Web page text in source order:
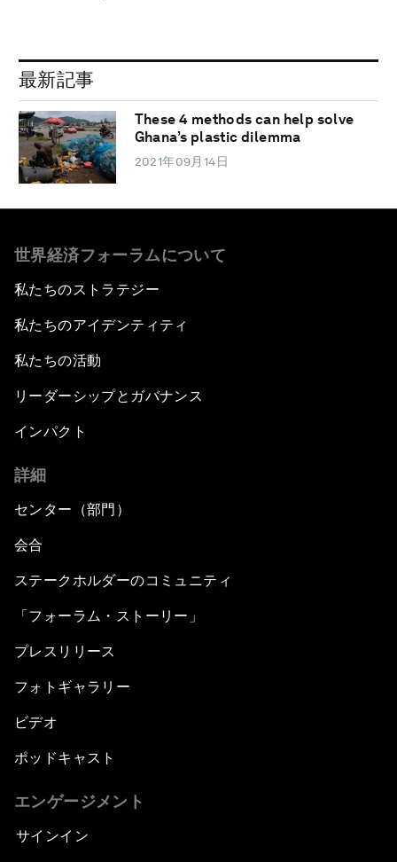
最新記事
These 4 methods can help solve
Ghana’s plastic dilemma
2021年09月14日
世界経済フォーラムについて
私たちのストラテジー
私たちのアイデンティティ
私たちの活動
リーダーシップとガバナンス
インパクト
詳細
センター（部門）
会合
ステークホルダーのコミュニティ
「フォーラム・ストーリー」
プレスリリース
フォトギャラリー
ビデオ
ポッドキャスト
エンゲージメント
サインイン